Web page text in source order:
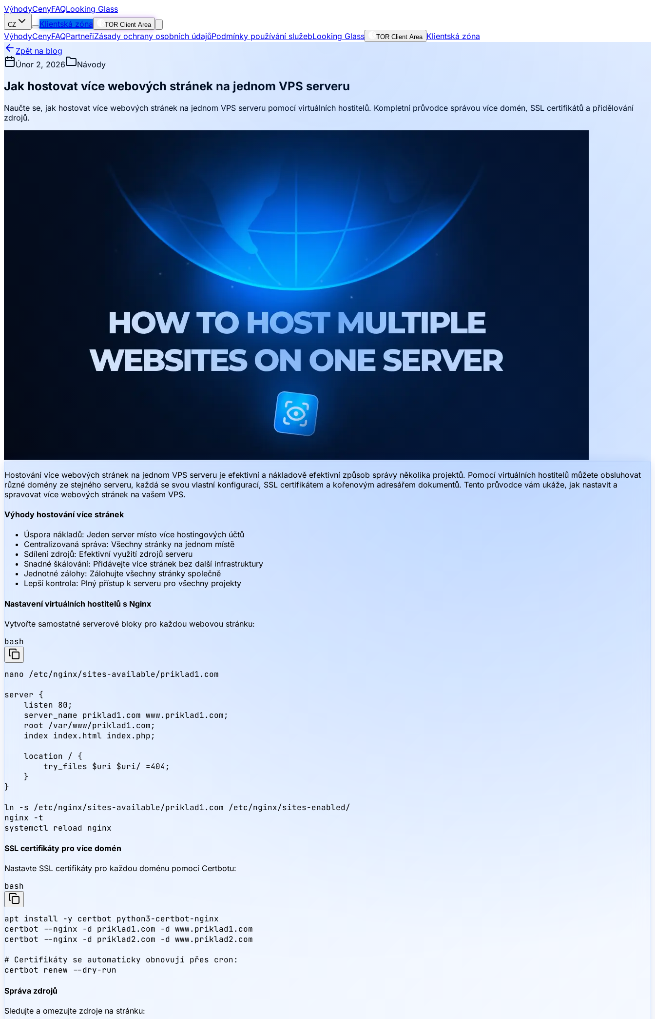
VýhodyCenyFAQLooking Glass
CZ Klientská zóna TOR Client Area
VýhodyCenyFAQPartneřiZásady ochrany osobních údajůPodmínky používání služebLooking Glass TOR Client Area Klientská zóna
Zpět na blog
Únor 2, 2026
Návody
Jak hostovat více webových stránek na jednom VPS serveru
Naučte se, jak hostovat více webových stránek na jednom VPS serveru pomocí virtuálních hostitelů. Kompletní průvodce správou více domén, SSL certifikátů a přidělování
zdrojů.
Hostování více webových stránek na jednom VPS serveru je efektivní a nákladově efektivní způsob správy několika projektů. Pomocí virtuálních hostitelů můžete obsluhovat
různé domény ze stejného serveru, každá se svou vlastní konfigurací, SSL certifikátem a kořenovým adresářem dokumentů. Tento průvodce vám ukáže, jak nastavit a
spravovat více webových stránek na vašem VPS.
Výhody hostování více stránek
Úspora nákladů: Jeden server místo více hostingových účtů
Centralizovaná správa: Všechny stránky na jednom místě
Sdílení zdrojů: Efektivní využití zdrojů serveru
Snadné škálování: Přidávejte více stránek bez další infrastruktury
Jednotné zálohy: Zálohujte všechny stránky společně
Lepší kontrola: Plný přístup k serveru pro všechny projekty
Nastavení virtuálních hostitelů s Nginx
Vytvořte samostatné serverové bloky pro každou webovou stránku:
bash
nano /etc/nginx/sites-available/priklad1.com
server {
    listen 80;
    server_name priklad1.com www.priklad1.com;
    root /var/www/priklad1.com;
    index index.html index.php;
    location / {
        try_files $uri $uri/ =404;
    }
}
ln -s /etc/nginx/sites-available/priklad1.com /etc/nginx/sites-enabled/
nginx -t
systemctl reload nginx
SSL certifikáty pro více domén
Nastavte SSL certifikáty pro každou doménu pomocí Certbotu:
bash
apt install -y certbot python3-certbot-nginx
certbot --nginx -d priklad1.com -d www.priklad1.com
certbot --nginx -d priklad2.com -d www.priklad2.com
# Certifikáty se automaticky obnovují přes cron:
certbot renew --dry-run
Správa zdrojů
Sledujte a omezujte zdroje na stránku: